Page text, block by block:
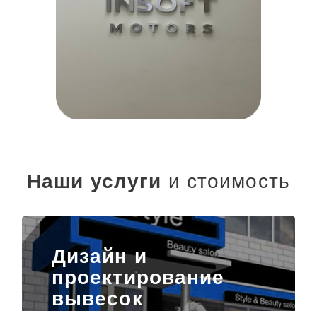
Наши услуги и стоимость
Дизайн и
проектирование
вывесок